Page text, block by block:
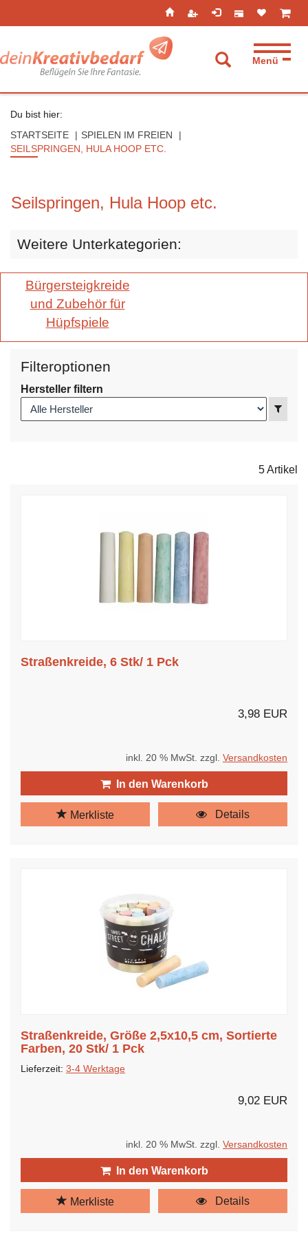
ist leerist
Menü
Du bist hier:
STARTSEITE
SPIELEN IM FREIEN
SEILSPRINGEN, HULA HOOP ETC.
Seilspringen, Hula Hoop etc.
Weitere Unterkategorien:
Bürgersteigkreide
und Zubehör für
Hüpfspiele
Filteroptionen
Hersteller filtern
5 Artikel
Straßenkreide, 6 Stk/ 1 Pck
3,98 EUR
inkl. 20 % MwSt. zzgl. Versandkosten
In den Warenkorb
Merkliste Details
Straßenkreide, Größe 2,5x10,5 cm, Sortierte
Farben, 20 Stk/ 1 Pck
Lieferzeit: 3-4 Werktage
9,02 EUR
inkl. 20 % MwSt. zzgl. Versandkosten
In den Warenkorb
Merkliste Details